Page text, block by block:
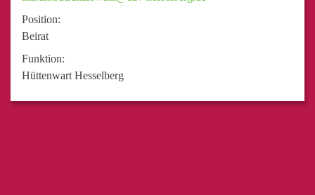
Position:
Beirat
Funktion:
Hüttenwart Hesselberg